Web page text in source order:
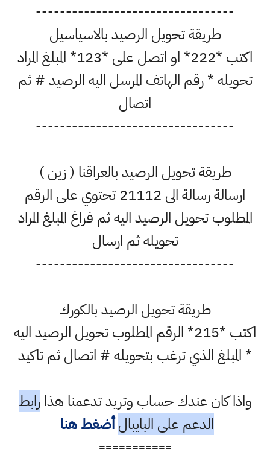
---------------------------------
طريقة تحويل الرصيد بالاسياسيل
اكتب *222* او اتصل على *123* المبلغ المراد
تحويله * رقم الهاتف المرسل اليه الرصيد # ثم
اتصال
---------------------------------
طريقة تحويل الرصيد بالعراقنا ( زين )
ارسالة رسالة الى 21112 تحتوي على الرقم
المطلوب تحويل الرصيد اليه ثم فراغ المبلغ المراد
تحويله ثم ارسال
---------------------------------
طريقة تحويل الرصيد بالكورك
اكتب *215* الرقم المطلوب تحويل الرصيد اليه
* المبلغ الذي ترغب بتحويله # اتصال ثم تاكيد
واذا كان عندك حساب وتريد تدعمنا هذارابط
الدعم على البايبال أضغط هنا
===========